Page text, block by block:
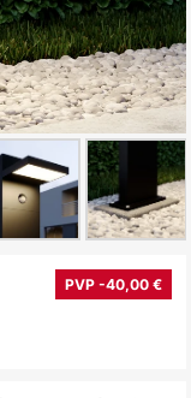
PVP -40,00 €